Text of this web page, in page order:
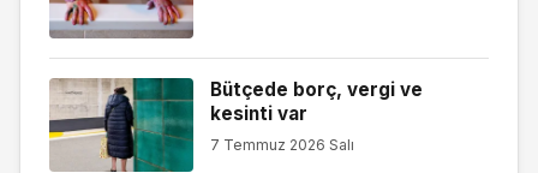
Bütçede borç, vergi ve
kesinti var
7 Temmuz 2026 Salı